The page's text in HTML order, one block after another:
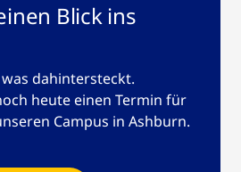
Blick ins
dahintersteckt.
heute einen Termin für
Campus in Ashburn.